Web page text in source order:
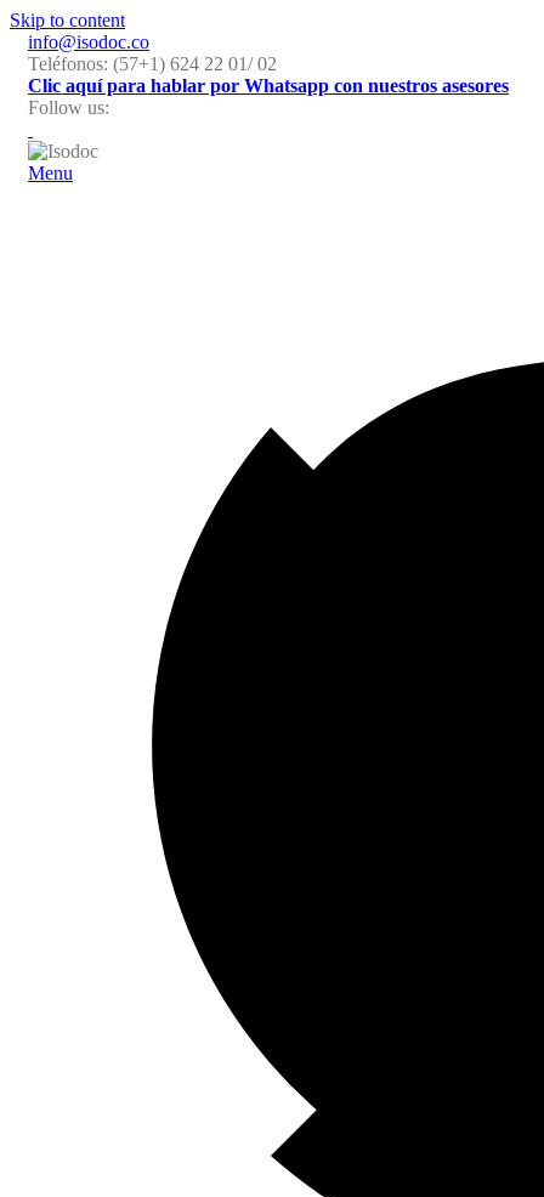
Skip to content
info@isodoc.co
Teléfonos: (57+1) 624 22 01/ 02
Clic aquí para hablar por Whatsapp con nuestros asesores
Follow us:
Menu